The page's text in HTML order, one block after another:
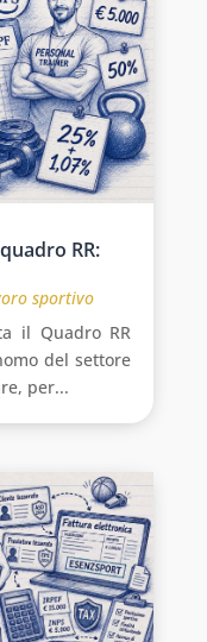
RR:
sportivo
il Quadro RR
del settore
per...